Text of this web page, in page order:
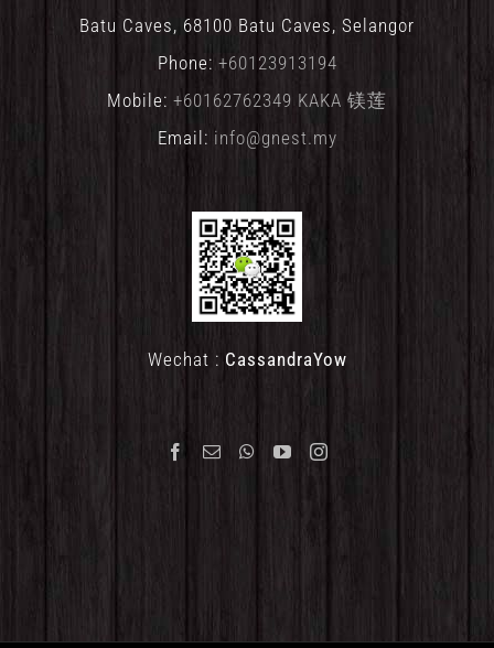
Batu Caves, 68100 Batu Caves, Selangor
Phone: +60123913194
Mobile: +60162762349 KAKA 镁莲
Email: info@gnest.my
Wechat : CassandraYow